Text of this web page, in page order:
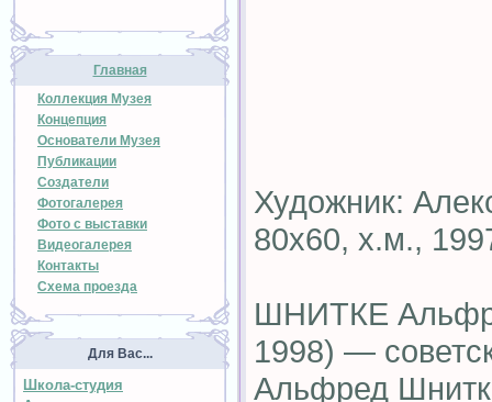
Главная
Коллекция Музея
Концепция
Основатели Музея
Публикации
Создатели
Фотогалерея
Фото с выставки
Видеогалерея
Контакты
Схема проезда
Для Вас...
Школа-студия
Художник:
80х60, х.м.,
ШНИТКЕ
1998) —
Альфред